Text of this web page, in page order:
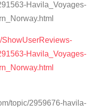
Havila_Voyages-
ShowUserReviews-
Havila_Voyages-
topic/2959676-havila-